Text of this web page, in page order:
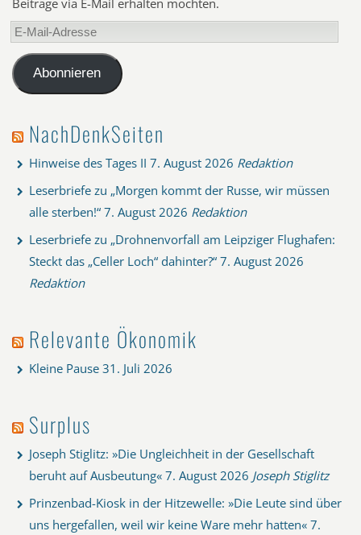
Beiträge via E-Mail erhalten möchten.
E-
Mail-
AdresseAbonnieren
NachDenkSeiten
Hinweise des Tages II 7. August 2026 Redaktion
Leserbriefe zu „Morgen kommt der Russe, wir müssen
alle sterben!“ 7. August 2026 Redaktion
Leserbriefe zu „Drohnenvorfall am Leipziger Flughafen:
Steckt das „Celler Loch“ dahinter?“ 7. August 2026
Redaktion
Relevante Ökonomik
Kleine Pause 31. Juli 2026
Surplus
Joseph Stiglitz: »Die Ungleichheit in der Gesellschaft
beruht auf Ausbeutung« 7. August 2026 Joseph Stiglitz
Prinzenbad-Kiosk in der Hitzewelle: »Die Leute sind über
uns hergefallen, weil wir keine Ware mehr hatten« 7.